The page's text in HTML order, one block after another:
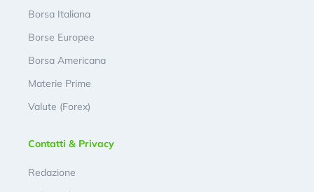
Borsa Italiana
Borse Europee
Borsa Americana
Materie Prime
Valute (Forex)
Contatti & Privacy
Redazione